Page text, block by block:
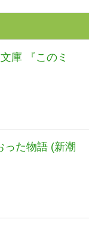
庫 『このミ
った物語 (新潮